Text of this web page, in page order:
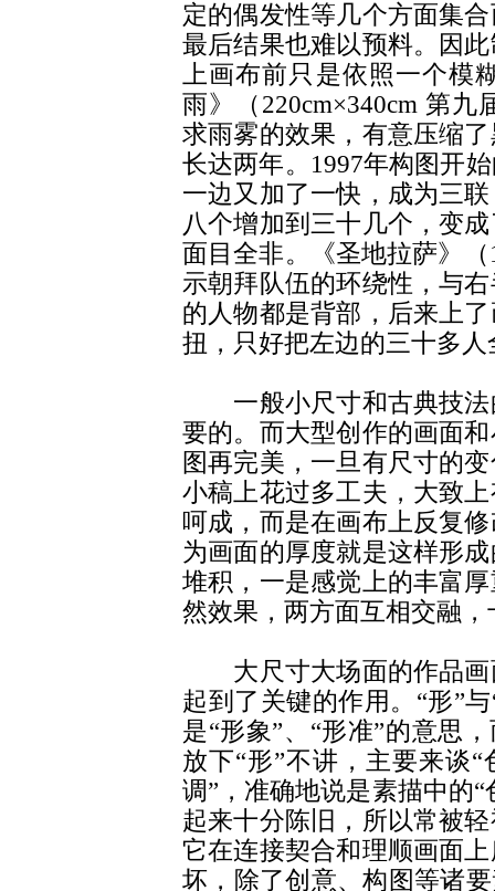
定的偶发性等几个方面集
最后结果也难以预料。因
上画布前只是依照一个模
雨》（220cm×340cm 第
求雨雾的效果，有意压缩
长达两年。1997年构图开
一边又加了一快，成为三
八个增加到三十几个，变
面目全非。《圣地拉萨》
示朝拜队伍的环绕性，与
的人物都是背部，后来上
扭，只好把左边的三十多
一般小尺寸和古典技法
要的。而大型创作的画面
图再完美，一旦有尺寸的
小稿上花过多工夫，大致
呵成，而是在画布上反复
为画面的厚度就是这样形
堆积，一是感觉上的丰富
然效果，两方面互相交融，
大尺寸大场面的作品画
起到了关键的作用。“形”
是“形象”、“形准”的意思
放下“形”不讲，主要来谈“
调”，准确地说是素描中的
起来十分陈旧，所以常被
它在连接契合和理顺画面
坏，除了创意、构图等诸